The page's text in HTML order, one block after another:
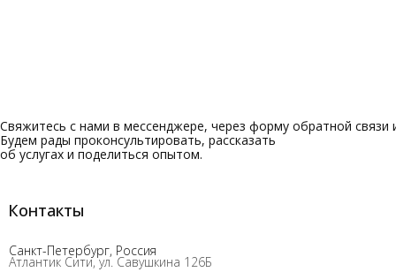
Свяжитесь с нами в мессенджере, через форму обратной связи
Будем рады проконсультировать, рассказать
об услугах и поделиться опытом.
Контакты
Санкт-Петербург, Россия
Атлантик Сити, ул. Савушкина 126Б